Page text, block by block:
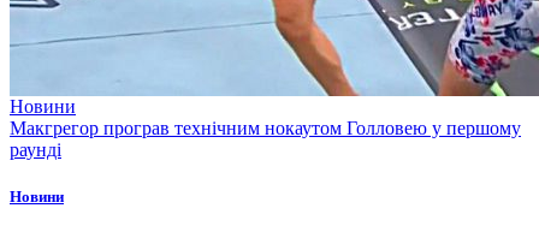
Новини
Макгрегор програв технічним нокаутом Голловею у першому
раунді
Новини